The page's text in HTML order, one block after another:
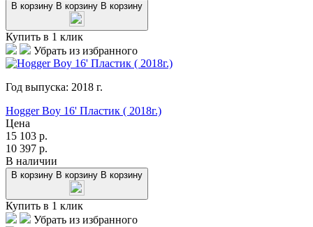
В корзину В корзину В корзину
Купить в 1 клик
Убрать из избранного
Год выпуска: 2018 г.
Hogger Boy 16' Пластик ( 2018г.)
Цена
15 103 р.
10 397 р.
В наличии
В корзину В корзину В корзину
Купить в 1 клик
Убрать из избранного